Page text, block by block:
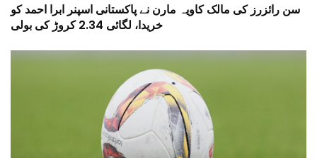
سن رائزرز کی مالک کاویہ مارن نے پاکستانی اسپنر ابرا احمد کو
خریدا، لگائی 2.34 کروڑ کی بولی